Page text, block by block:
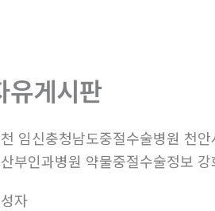
유게시판
임신충청남도중절수술병원 천
부인과병원 약물중절수술정보
자